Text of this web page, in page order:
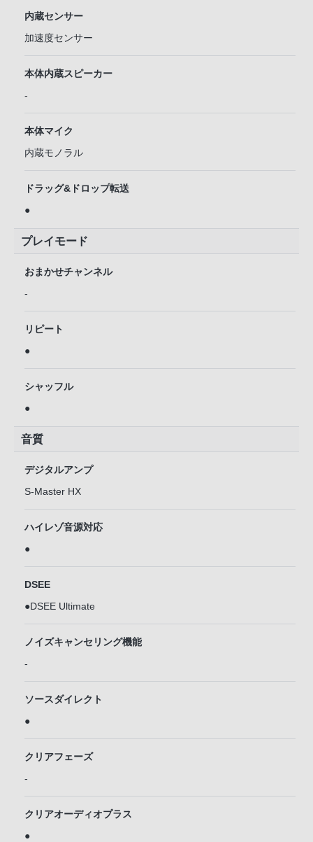
内蔵センサー
加速度センサー
本体内蔵スピーカー
-
本体マイク
内蔵モノラル
ドラッグ&ドロップ転送
●
プレイモード
おまかせチャンネル
-
リピート
●
シャッフル
●
音質
デジタルアンプ
S-Master HX
ハイレゾ音源対応
●
DSEE
●DSEE Ultimate
ノイズキャンセリング機能
-
ソースダイレクト
●
クリアフェーズ
-
クリアオーディオプラス
●